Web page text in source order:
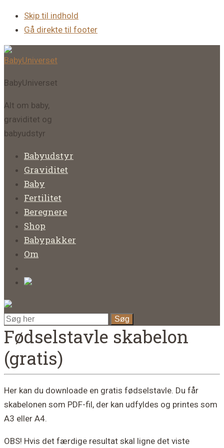
Skip til indhold
Gå direkte til footer
BabyUniverset
Alt om baby,
graviditet og
babyudstyr
Babyudstyr
Graviditet
Baby
Fertilitet
Beregnere
Shop
Babypakker
Om
Fødselstavle skabelon
(gratis)
Her kan du downloade en gratis fødselstavle. Du får
skabelonen som PDF-fil, der kan udfyldes og printes som
A3 eller A4.
OBS! Hvis det færdige resultat skal ligne det viste